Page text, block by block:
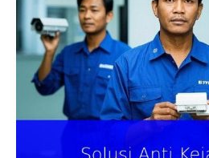
Andal
di
Cilandak